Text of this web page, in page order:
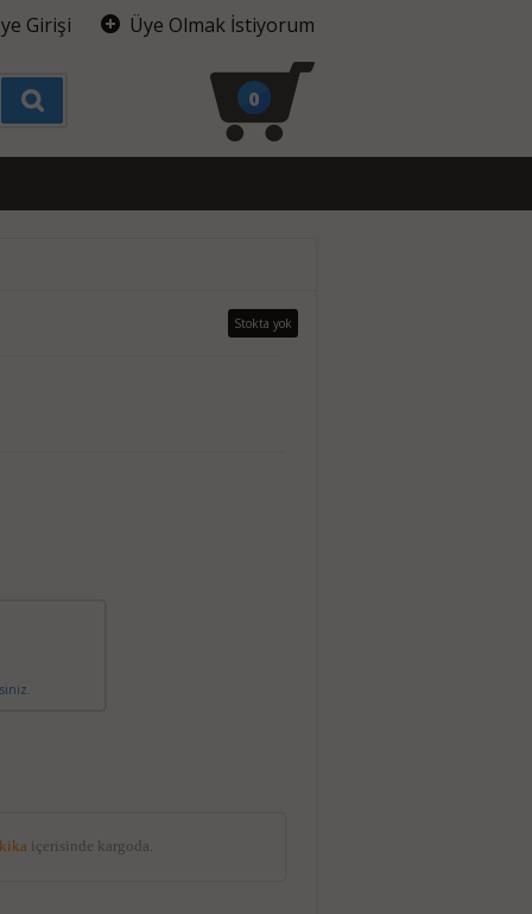
Girişi Üye Olmak İstiyorum
0
Stokta yok
içerisinde kargoda.